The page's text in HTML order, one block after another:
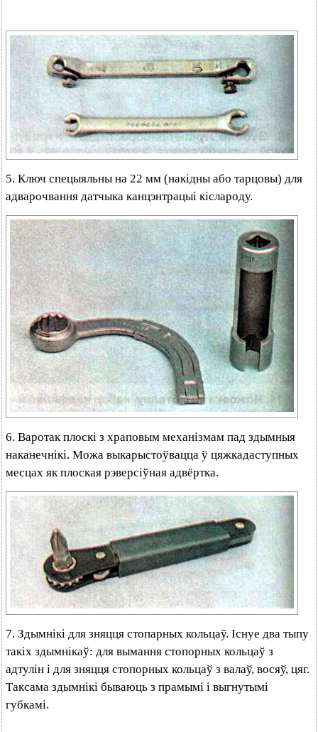
5. Ключ спецыяльны на 22 мм (накідны або тарцовы) для
адварочвання датчыка канцэнтрацыі кіслароду.
6. Варотак плоскі з храповым механізмам пад здымныя
наканечнікі. Можа выкарыстоўвацца ў цяжкадаступных
месцах як плоская рэверсіўная адвёртка.
7. Здымнікі для зняцця стопарных кольцаў. Існуе два тыпу
такіх здымнікаў: для вымання стопорных кольцаў з
адтулін і для зняцця стопорных кольцаў з валаў, восяў, цяг.
Таксама здымнікі бываюць з прамымі і выгнутымі
губкамі.